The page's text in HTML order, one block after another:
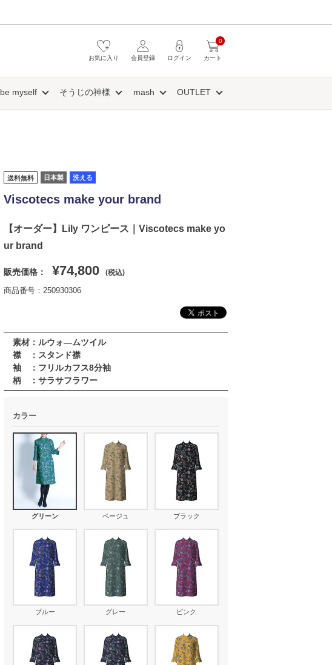
カート
0
ログイン
会員登録
お気に入り
be myself そうじの神様 mash OUTLET
送料無料 日本製 洗える
Viscotecs make your brand
【オーダー】Lily ワンピース｜Viscotecs make yo
ur brand
販売価格： ¥74,800 (税込)
商品番号：250930306
素材：ルウォ―ムツイル
襟 ：スタンド襟
袖 ：フリルカフス8分袖
柄 ：サラサフラワー
カラー
グリーン ベージュ ブラック
ブルー グレー ピンク